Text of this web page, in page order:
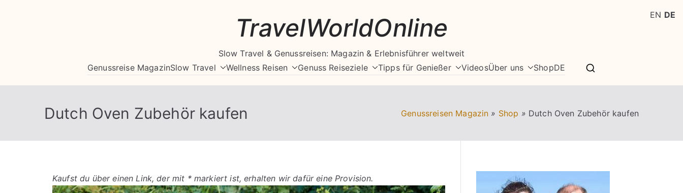
TravelWorldOnline
Slow Travel & Genussreisen: Magazin & Erlebnisführer weltweit
Genussreise MagazinSlow Travel Wellness Reisen Genuss Reiseziele Tipps für Genießer VideosÜber uns ShopDE
Dutch Oven Zubehör kaufen Genussreisen Magazin » Shop » Dutch Oven Zubehör kaufen
Kaufst du über einen Link, der mit * markiert ist, erhalten wir dafür eine Provision.
EN DE